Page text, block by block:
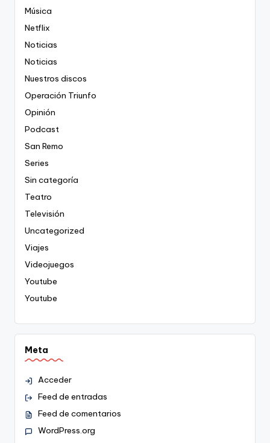
Música
Netflix
Noticias
Noticias
Nuestros discos
Operación Triunfo
Opinión
Podcast
San Remo
Series
Sin categoría
Teatro
Televisión
Uncategorized
Viajes
Videojuegos
Youtube
Youtube
Meta
Acceder
Feed de entradas
Feed de comentarios
WordPress.org